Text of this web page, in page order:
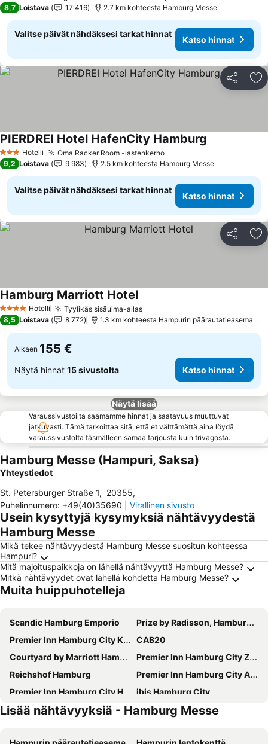
8,7 Loistava 17 416 2.7 km kohteesta Hamburg Messe
Valitse päivät nähdäksesi tarkat hinnat
Katso hinnat
Jaa
3 Tähtiluokitus
Hotelli Oma Racker Room -lastenkerhoKatso hinnat
PIERDREI Hotel HafenCity Hamburg
9,2 Loistava 9 983 2.5 km kohteesta Hamburg Messe
Valitse päivät nähdäksesi tarkat hinnat
Katso hinnat
Jaa
4 Tähtiluokitus
Hotelli Tyylikäs sisäuima-allasKatso hinnat
Hamburg Marriott HotelKatso hinnat
8,5 Loistava 8 772 1.3 km kohteesta Hampurin päärautatieasema
Alkaen 155 €
Näytä hinnat 15 sivustolta Katso hinnat
Näytä lisää
Varaussivustoilta saamamme hinnat ja saatavuus muuttuvat
jatkuvasti. Tämä tarkoittaa sitä, että et välttämättä aina löydä
varaussivustolta täsmälleen samaa tarjousta kuin trivagosta.
Hamburg Messe (Hampuri, Saksa)
Yhteystiedot
St. Petersburger Straße 1, 20355,
Puhelinnumero: +49(40)35690 Virallinen sivusto
Usein kysyttyjä kysymyksiä nähtävyydestä
Hamburg Messe
Mikä tekee nähtävyydestä Hamburg Messe suositun kohteessa
Hampuri?
Mitä majoituspaikkoja on lähellä nähtävyyttä Hamburg Messe?
Mitkä nähtävyydet ovat lähellä kohdetta Hamburg Messe?
Muita huippuhotelleja
Scandic Hamburg Emporio
Prize by Radisson, Hamburg-City
Premier Inn Hamburg City Klostertor
CAB20
Courtyard by Marriott Hamburg City
Premier Inn Hamburg City Zentrum
Reichshof Hamburg
Premier Inn Hamburg City Alster
Premier Inn Hamburg City Hammerbrook
ibis Hamburg City
Hampton by Hilton Hamburg City Centre
Novotel Hamburg City Alster
Lisää nähtävyyksiä - Hamburg Messe